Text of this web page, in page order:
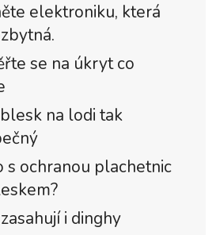
elektroniku, která
se na úkryt co
na lodi tak
s ochranou plachetnic
i dinghy